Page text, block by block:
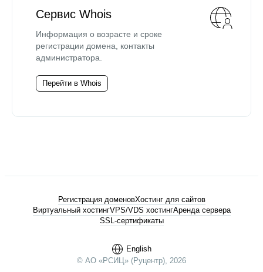
Сервис Whois
Информация о возрасте и сроке
регистрации домена, контакты
администратора.
Перейти в Whois
English
© АО «РСИЦ» (Руцентр), 2026
Регистрация доменовХостинг для сайтов
Виртуальный хостингVPS/VDS хостингАренда сервера
SSL-сертификаты